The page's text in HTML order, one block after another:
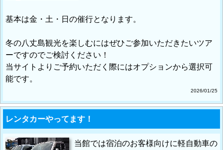
基本は金・土・日の催行となります。
冬の八丈島観光を楽しむにはぜひご参加いただきたいツア
ーですのでご検討ください！
当サイトよりご予約いただく際にはオプションから選択可
能です。
2026/01/25
レンタカーやってます！
当館では宿泊のお客様向けに軽自動車の